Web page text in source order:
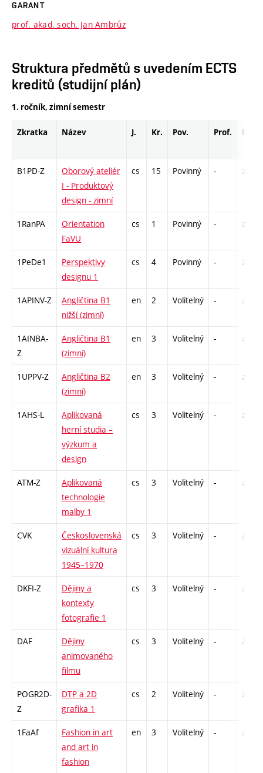
GARANT
prof. akad. soch. Jan Ambrůz
Struktura předmětů s uvedením ECTS
kreditů (studijní plán)
1. ročník, zimní semestr
Zkratka Název J. Kr. Pov. Prof. Uk.
B1PD-Z
Oborový ateliér
I - Produktový
design - zimní
cs 15 Povinný - zá,zk
1RanPA
Orientation
FaVU
cs 1 Povinný - zá
1PeDe1
Perspektivy
designu 1
cs 4 Povinný - zá
1APINV-Z
Angličtina B1
nižší (zimní)
en 2 Volitelný - zá
1AINBA-
Z
Angličtina B1
(zimní)
en 3 Volitelný - zá,zk
1UPPV-Z
Angličtina B2
(zimní)
en 3 Volitelný - zá,zk
1AHS-L
Aplikovaná
herní studia –
výzkum a
design
cs 3 Volitelný - zk
ATM-Z
Aplikovaná
technologie
malby 1
cs 3 Volitelný - zk
CVK
Československá
vizuální kultura
1945–1970
cs 3 Volitelný - zk
DKFI-Z
Dějiny a
kontexty
fotografie 1
cs 3 Volitelný - zk
DAF
Dějiny
animovaného
filmu
cs 3 Volitelný - zk
POGR2D-
Z
DTP a 2D
grafika 1
cs 2 Volitelný - zá
1FaAf
Fashion in art
and art in
fashion
en 3 Volitelný - zá